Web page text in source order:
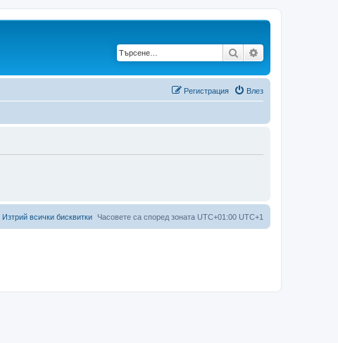
Търсене
Влез
Регистрация
Часовете са според зоната UTC+01:00 UTC+1
Изтрий всички бисквитки